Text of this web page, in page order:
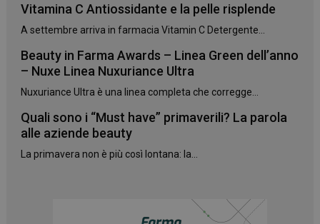
Vitamina C Antiossidante e la pelle risplende
A settembre arriva in farmacia Vitamin C Detergente...
Beauty in Farma Awards – Linea Green dell’anno
– Nuxe Linea Nuxuriance Ultra
Nuxuriance Ultra è una linea completa che corregge...
Quali sono i “Must have” primaverili? La parola
alle aziende beauty
La primavera non è più così lontana: la...